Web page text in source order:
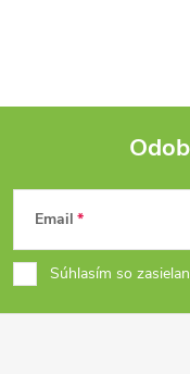
Z
á
p
Email
Súhlasím so